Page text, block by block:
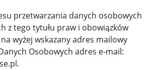
przetwarzania danych osobowych
z tego tytułu praw i obowiązków
na wyżej wskazany adres mailowy
Osobowych adres e-mail: